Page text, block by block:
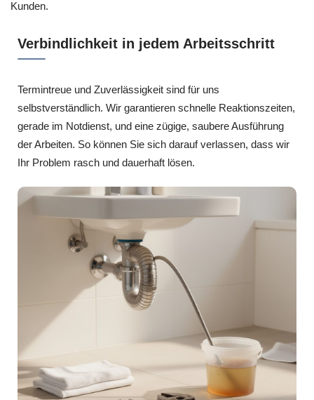
Kunden.
Verbindlichkeit in jedem Arbeitsschritt
Termintreue und Zuverlässigkeit sind für uns
selbstverständlich. Wir garantieren schnelle Reaktionszeiten,
gerade im Notdienst, und eine zügige, saubere Ausführung
der Arbeiten. So können Sie sich darauf verlassen, dass wir
Ihr Problem rasch und dauerhaft lösen.